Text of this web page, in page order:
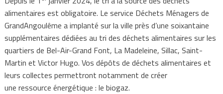
alimentaires est obligatoire. Le service Déchets Ménagers de
GrandAngoulême a implanté sur la ville près d’une soixantaine
supplémentaires dédiées au tri des déchets alimentaires sur les
quartiers de Bel-Air-Grand Font, La Madeleine, Sillac, Saint-
Martin et Victor Hugo. Vos dépôts de déchets alimentaires et
leurs collectes permettront notamment de créer
une ressource énergétique : le biogaz.